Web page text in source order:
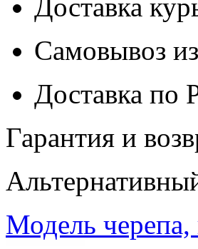
Доставка
Самовывоз из
Доставка по
Гарантия и
Модель черепа,